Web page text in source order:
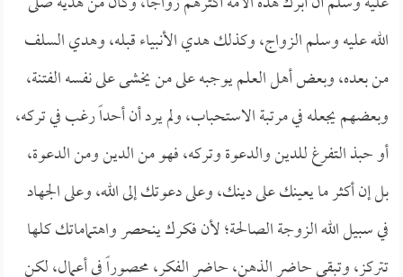
الله عليه وسلم الزواج، وكذلك هدي الأنبياء قبله، وهدي السلف
من بعده، وبعض أهل العلم يوجبه على من يخشى على نفسه الفتنة،
وبعضهم يجعله في مرتبة الاستحباب، ولم يرد أن أحداً رغب في تركه،
أو حبذ التفرغ للدين والدعوة وتركه، فهو من الدين ومن الدعوة،
بل إن أكثر ما يعينك على دينك، وعلى دعوتك إلى الله، وعلى الجهاد
في سبيل الله الزوجة الصالحة؛ لأن فكرك ينحصر واهتماماتك كلها
تتركز، وتبقى حاضر الذهن، حاضر الفكر، محصوراً في أعمال، لكن